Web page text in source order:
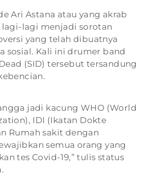
Ari Astana atau yang akrab
lagi-lagi menjadi sorotan
yang telah dibuatnya
sosial. Kali ini drumer band
(SID) tersebut tersandung
jadi kacung WHO (World
IDI (Ikatan Dokte
Rumah sakit dengan
semua orang yang
tes Covid-19,” tulis status